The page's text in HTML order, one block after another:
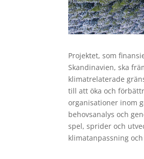
Projektet, som
Skandinavien, ska
klimatrelaterade
till att öka och
organisationer inom
behovsanalys och
spel, sprider och
klimatanpassning